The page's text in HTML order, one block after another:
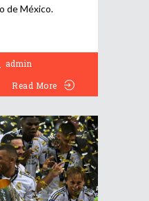
de México.
admin
Read More